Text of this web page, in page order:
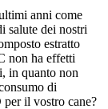
anni come
salute dei nostri
estratto
non ha effetti
in quanto non
di
il vostro cane?